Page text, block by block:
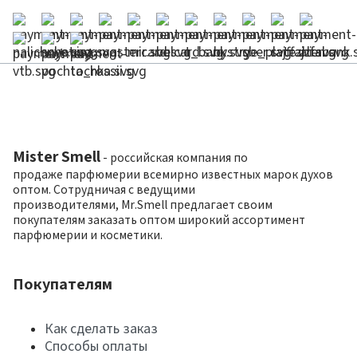
Mister Smell - российская компания по
продаже парфюмерии всемирно известных марок духов
оптом. Сотрудничая с ведущими
производителями, Mr.Smell предлагает своим
покупателям заказать оптом широкий ассортимент
парфюмерии и косметики.
Покупателям
Как сделать заказ
Способы оплаты